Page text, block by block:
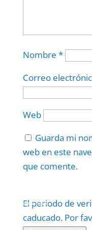
Nombre *
Correo
Web
Guarda mi
web en este
que comente.
El periodo de
caducado. Por
Politica–Términos.